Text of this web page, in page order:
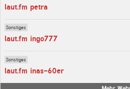
laut.fm petra
Sonstiges
laut.fm ingo777
Sonstiges
laut.fm inas-60er